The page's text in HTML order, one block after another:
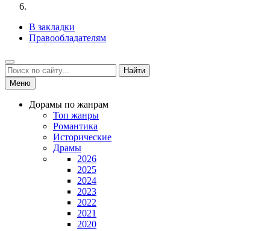
В закладки
Правообладателям
Найти
Меню
Дорамы по жанрам
Топ жанры
Романтика
Исторические
Драмы
2026
2025
2024
2023
2022
2021
2020